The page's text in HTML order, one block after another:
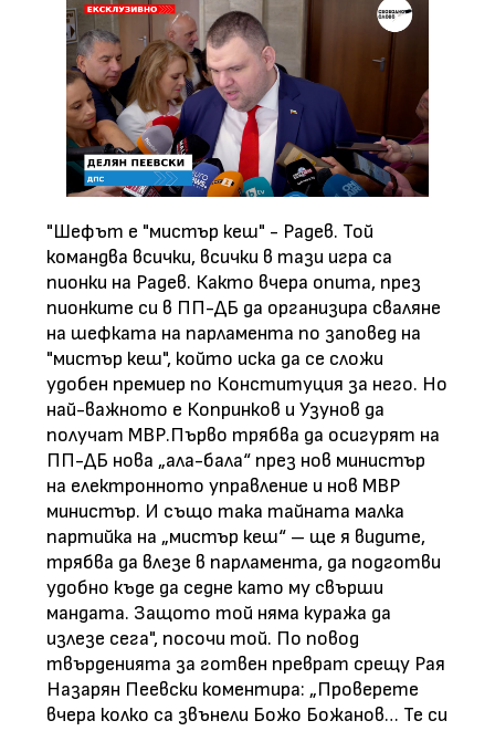
"Шефът е "мистър кеш" - Радев. Той
командва всички, всички в тази игра са
пионки на Радев. Както вчера опита, през
пионките си в ПП-ДБ да организира сваляне
на шефката на парламента по заповед на
"мистър кеш", който иска да се сложи
удобен премиер по Конституция за него. Но
най-важното е Копринков и Узунов да
получат МВР.Първо трябва да осигурят на
ПП-ДБ нова „ала-бала“ през нов министър
на електронното управление и нов МВР
министър. И също така тайната малка
партийка на „мистър кеш“ – ще я видите,
трябва да влезе в парламента, да подготви
удобно къде да седне като му свърши
мандата. Защото той няма куража да
излезе сега", посочи той. По повод
твърденията за готвен преврат срещу Рая
Назарян Пеевски коментира: „Проверете
вчера колко са звънели Божо Божанов… Те си